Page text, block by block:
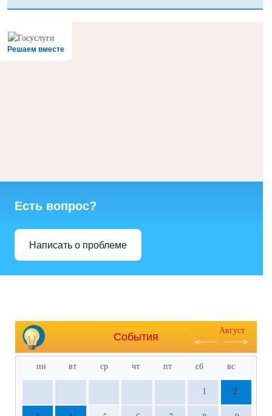
Решаем вместе
Есть вопрос?
Написать о проблеме
События
Август
пн вт ср чт пт сб вс
1 2